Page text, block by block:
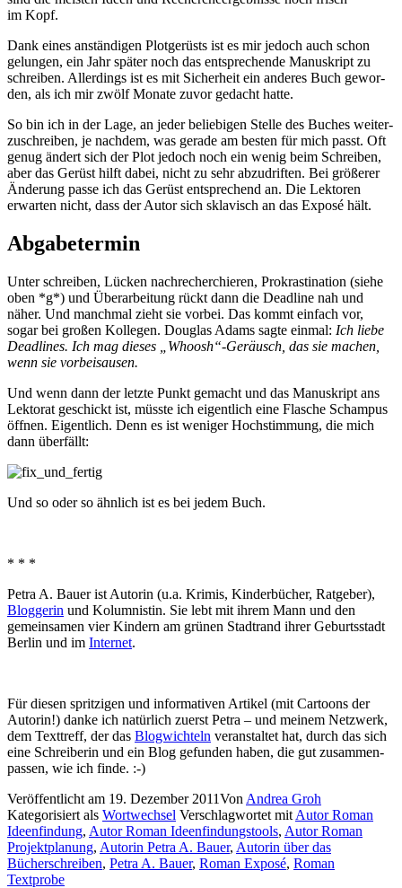
im Kopf.
Dank eines anstän­di­gen Plotgerüsts ist es mir jedoch auch schon
gelun­gen, ein Jahr spä­ter noch das ent­spre­chen­de Manuskript zu
schrei­ben. Allerdings ist es mit Sicherheit ein ande­res Buch gewor­
den, als ich mir zwölf Monate zuvor gedacht hatte.
So bin ich in der Lage, an jeder belie­bi­gen Stelle des Buches wei­ter­
zu­schrei­ben, je nach­dem, was gera­de am bes­ten für mich passt. Oft
genug ändert sich der Plot jedoch noch ein wenig beim Schreiben,
aber das Gerüst hilft dabei, nicht zu sehr abzu­drif­ten. Bei grö­ße­rer
Änderung pas­se ich das Gerüst ent­spre­chend an. Die Lektoren
erwar­ten nicht, dass der Autor sich skla­visch an das Exposé hält.
Abgabetermin
Unter schrei­ben, Lücken nach­re­cher­chie­ren, Prokrastination (sie­he
oben *g*) und Überarbeitung rückt dann die Deadline nah und
näher. Und manch­mal zieht sie vor­bei. Das kommt ein­fach vor,
sogar bei gro­ßen Kollegen. Douglas Adams sag­te ein­mal: Ich lie­be
Deadlines. Ich mag die­ses „Whoosh“-Geräusch, das sie machen,
wenn sie vorbeisausen.
Und wenn dann der letz­te Punkt gemacht und das Manuskript ans
Lektorat geschickt ist, müss­te ich eigent­lich eine Flasche Schampus
öff­nen. Eigentlich. Denn es ist weni­ger Hochstimmung, die mich
dann überfällt:
Und so oder so ähn­lich ist es bei jedem Buch.
* * *
Petra A. Bauer ist Autorin (u.a. Krimis, Kinderbücher, Ratgeber),
Bloggerin und Kolumnistin. Sie lebt mit ihrem Mann und den
gemein­sa­men vier Kindern am grü­nen Stadtrand ihrer Geburtsstadt
Berlin und im Internet.
Für die­sen sprit­zi­gen und infor­ma­ti­ven Artikel (mit Cartoons der
Autorin!) dan­ke ich natür­lich zuerst Petra – und mei­nem Netzwerk,
dem Texttreff, der das Blogwichteln ver­an­stal­tet hat, durch das sich
eine Schreiberin und ein Blog gefun­den haben, die gut zusam­men­
pas­sen, wie ich finde. :-)
Veröffentlicht am 19. Dezember 2011Von Andrea Groh
Kategorisiert als Wortwechsel Verschlagwortet mit Autor Roman
Ideenfindung, Autor Roman Ideenfindungstools, Autor Roman
Projektplanung, Autorin Petra A. Bauer, Autorin über das
Bücherschreiben, Petra A. Bauer, Roman Exposé, Roman
Textprobe